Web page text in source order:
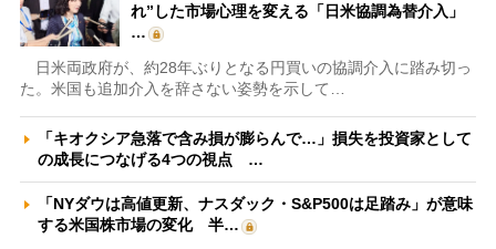
れ”した市場心理を変える「日米協調為替介入」
…
日米両政府が、約28年ぶりとなる円買いの協調介入に踏み切っ
た。米国も追加介入を辞さない姿勢を示して…
「キオクシア急落で含み損が膨らんで…」損失を投資家として
の成長につなげる4つの視点 …
「NYダウは高値更新、ナスダック・S&P500は足踏み」が意味
する米国株市場の変化 半…